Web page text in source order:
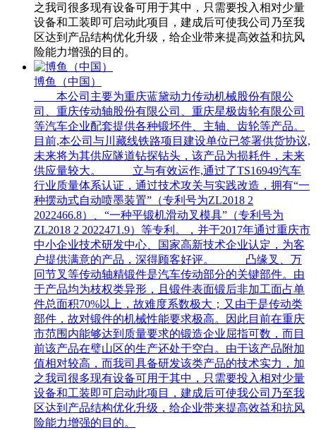
之我司很多现有设备可用于其中，只需要投入相对少量
设备和工装即可启动此项目，建成后可使我公司乃至我
区达到产品结构优化升级，给企业带来提高效益和抗风
险能力增强的目的。
博鱼（中国）
本公司主要为重庆蓝黛动力传动机械股份有限公
司、重庆传动轴股份有限公司、重庆星极齿轮有限公司
等汽车企业配套提供各种锻坯件、主轴、齿轮等产品。
目前,本公司与川藏线铁路项目建设单位已签署供货协议,
未来将为其供应隧道钻探钻头，该产品为损耗件，未来
供应量较大。 立与有效运作,通过了TS16949汽车
行业质量体系认证，通过技术攻关与实践改造，拥有“一
种摆动式自动喷墨装置”（专利号为ZL2018 2
2022466.8）、“一种平锻机滑动叉模具”（专利号为
ZL2018 2 2022471.9）等专利。，并于2017年通过重庆市
中小企业技术研发中心、国家高新技术企业认定，为客
户提供满意的产品，深得顾客好评。 凸缘叉、万
冋节叉等传动轴精锻件是汽车传动部分的关键部件。由
于产品均为枝权类异形，且锻件表面锻后非加工面占单
件总面积70%以上，故难度系数极大；又由于是传动类
部件，故对锻件的机械性能要求极高。因此目前在重庆
市范围内能够达到质量要求的锻造企业屈指可数，而目
前该产品在璧山区的生产还处于空白。由于该产品附加
值相对较高，而我司具备研发该类产品的技术实力，加
之我司很多现有设备可用于其中，只需要投入相对少量
设备和工装即可启动此项目，建成后可使我公司乃至我
区达到产品结构优化升级，给企业带来提高效益和抗风
险能力增强的目的。